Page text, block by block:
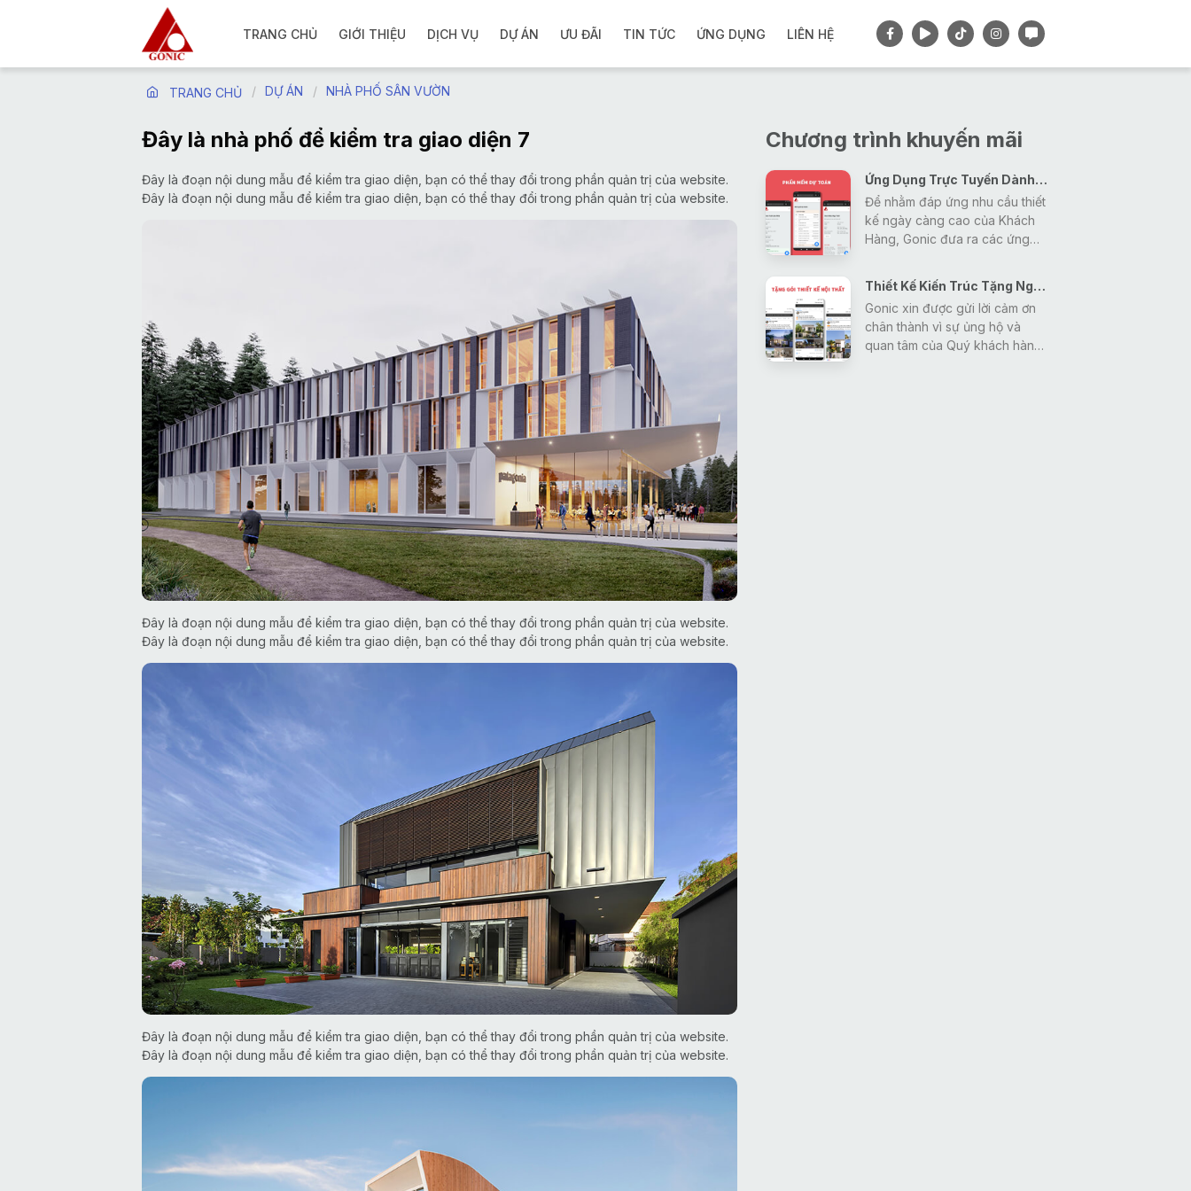
TRANG CHỦ GIỚI THIỆU DỊCH VỤ DỰ ÁN ƯU ĐÃI TIN TỨC ỨNG DỤNG LIÊN HỆ
TRANG CHỦ DỰ ÁN NHÀ PHỐ SÂN VƯỜN
Đây là nhà phố để kiểm tra giao diện 7
Đây là đoạn nội dung mẫu để kiểm tra giao diện, bạn có thể thay đổi trong phần quản trị của website.
Đây là đoạn nội dung mẫu để kiểm tra giao diện, bạn có thể thay đổi trong phần quản trị của website.
Đây là đoạn nội dung mẫu để kiểm tra giao diện, bạn có thể thay đổi trong phần quản trị của website.
Đây là đoạn nội dung mẫu để kiểm tra giao diện, bạn có thể thay đổi trong phần quản trị của website.
Đây là đoạn nội dung mẫu để kiểm tra giao diện, bạn có thể thay đổi trong phần quản trị của website.
Đây là đoạn nội dung mẫu để kiểm tra giao diện, bạn có thể thay đổi trong phần quản trị của website.
Chương trình khuyến mãi
Ứng Dụng Trực Tuyến Dành Cho Khách Hàng
Để nhằm đáp ứng nhu cầu thiết
kế ngày càng cao của Khách
Hàng, Gonic đưa ra các ứng
thắc mắc, tra cứu các thông tin
về thiết kế - xây dựng - phong
thủy một cách nhanh nhất và
hiệu quả nhất cho khách hàng.
Thiết Kế Kiến Trúc Tặng Ngay Gói Thiết Kế Nội Thất
Gonic xin được gửi lời cảm ơn
chân thành vì sự ủng hộ và
quan tâm của Quý khách hàng